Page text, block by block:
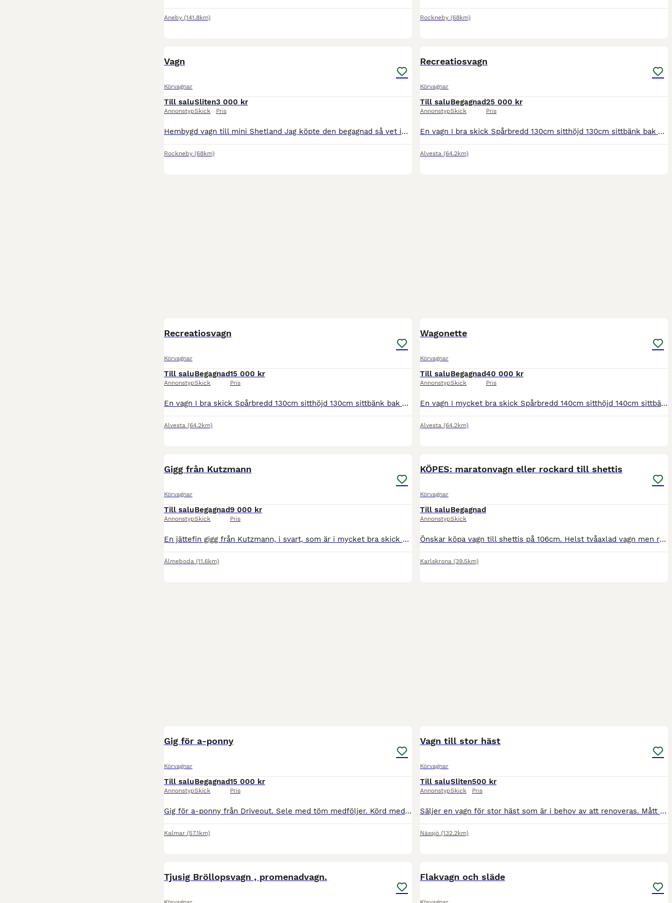
Aneby (141.8km) Rockneby (68km)
Vagn
Körvagnar
Till salu
Annonstyp
Sliten
Skick
3 000 kr
Pris
Hembygd vagn till mini Shetland Jag köpte den begagnad så vet inte så mycket om den . Funkar bra till att hobby köra med .
Rockneby (68km)
Recreatiosvagn
Körvagnar
Till salu
Annonstyp
Begagnad
Skick
25 000 kr
Pris
En vagn I bra skick Spårbredd 130cm sitthöjd 130cm sittbänk bak 70cm däck 3.00x23 Skivbromsar på alla 4 hjulen ställbara skaklar vikt 260kg viss transport kan ordnas vid intresse ring 070-566 77 72 el
Alvesta (64.2km)
Recreatiosvagn
Körvagnar
Till salu
Annonstyp
Begagnad
Skick
15 000 kr
Pris
En vagn I bra skick Spårbredd 130cm sitthöjd 130cm sittbänk bak 70cm däck 3.00x23 Skivbromsar bak 2 par skaklar 150cm o 170cm parstång vikt 260kg viss transport kan ordnas vid intresse ring 070-566 77
Alvesta (64.2km)
Wagonette
Körvagnar
Till salu
Annonstyp
Begagnad
Skick
40 000 kr
Pris
En vagn I mycket bra skick Spårbredd 140cm sitthöjd 140cm sittbänk bak 110cm Skivbromsar på alla 4 hjulen o mekanisk handbroms ställbara skaklar o parstång däck 3.00x23 luftfjädring vikt 380kg viss tr
Alvesta (64.2km)
Gigg från Kutzmann
Körvagnar
Till salu
Annonstyp
Begagnad
Skick
9 000 kr
Pris
En jättefin gigg från Kutzmann, i svart, som är i mycket bra skick och obetydligt använd. Mått: Spårbredd 130 cm Hjulen 35 tum/89 cm Bak 90 cm Fram 80 cm Skaklar 130-200 cm - Ställbara skaklar - Gu
Älmeboda (11.6km)
KÖPES: maratonvagn eller rockard till shettis
Körvagnar
Till salu
Annonstyp
Begagnad
Skick
Önskar köpa vagn till shettis på 106cm. Helst tvåaxlad vagn men rockard är också vara av intresse. Sele med ergonomisk brösta även det önskvärt. Blekinge/Skåne med omnejd.
Karlskrona (39.5km)
Gig för a-ponny
Körvagnar
Till salu
Annonstyp
Begagnad
Skick
15 000 kr
Pris
Gig för a-ponny från Driveout. Sele med töm medföljer. Körd med ponnyer runt 100 cm mankhöjd. Välbalanserad, fin fjädring och toppen att köra. Prutat och klart.
Kalmar (57.1km)
Vagn till stor häst
Körvagnar
Till salu
Annonstyp
Sliten
Skick
500 kr
Pris
Säljer en vagn för stor häst som är i behov av att renoveras. Mått skaklar: 2 meter, bredd 91 cm på bredaste stället och 65 cm på smalaste. Jag har använt den till både travhäst och ardenner. Säljs
Nässjö (132.2km)
Tjusig Bröllopsvagn , promenadvagn. Flakvagn och släde